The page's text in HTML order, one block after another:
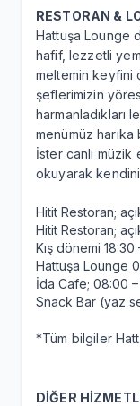
RESTORAN &
Hattuşa Lounge
hafif, lezzetli
meltemin keyfini
şeflerimizin
harmanladıkları
menümüz
İster canlı
okuyarak
Hitit Restoran;
Hitit Restoran;
Kış dönemi 18:30
Hattuşa Lounge
İda Cafe; 08:00 –
Snack Bar (yaz
*Tüm bilgiler
DİĞER